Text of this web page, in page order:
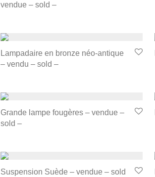
vendue – sold –
Lampadaire en bronze néo-antique
– vendu – sold –
Grande lampe fougères – vendue –
sold –
Suspension Suède – vendue – sold